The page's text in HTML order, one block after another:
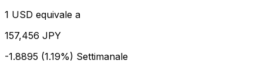
1 USD equivale a
157,456 JPY
-1.8895 (1.19%) Settimanale